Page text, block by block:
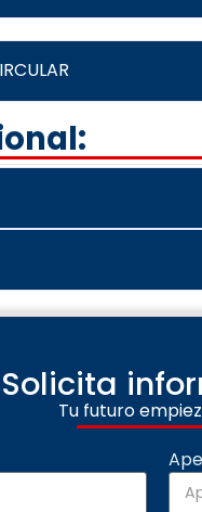
Solicita
Tu futuro